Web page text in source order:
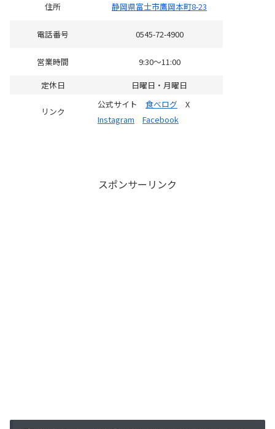
住所 静岡県富士市鷹岡本町8-23
電話番号 0545-72-4900
営業時間
9:30～11:00
定休日
日曜日・月曜日
リンク
公式サイト 食べログ X
Instagram
Facebook
スポンサーリンク